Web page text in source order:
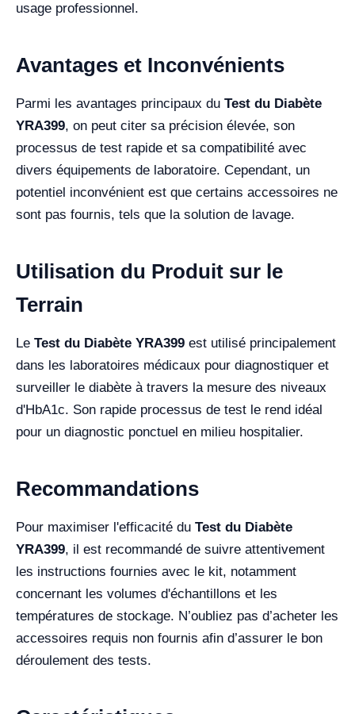
usage professionnel.
Avantages et Inconvénients
Parmi les avantages principaux du Test du Diabète
YRA399, on peut citer sa précision élevée, son
processus de test rapide et sa compatibilité avec
divers équipements de laboratoire. Cependant, un
potentiel inconvénient est que certains accessoires ne
sont pas fournis, tels que la solution de lavage.
Utilisation du Produit sur le
Terrain
Le Test du Diabète YRA399 est utilisé principalement
dans les laboratoires médicaux pour diagnostiquer et
surveiller le diabète à travers la mesure des niveaux
d'HbA1c. Son rapide processus de test le rend idéal
pour un diagnostic ponctuel en milieu hospitalier.
Recommandations
Pour maximiser l'efficacité du Test du Diabète
YRA399, il est recommandé de suivre attentivement
les instructions fournies avec le kit, notamment
concernant les volumes d'échantillons et les
températures de stockage. N’oubliez pas d’acheter les
accessoires requis non fournis afin d’assurer le bon
déroulement des tests.